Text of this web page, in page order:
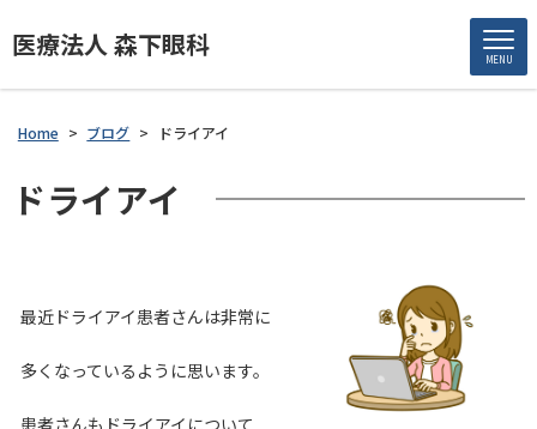
医療法人 森下眼科 MENU
Home > ブログ > ドライアイ
ドライアイ
最近ドライアイ患者さんは非常に
多くなっているように思います。
患者さんもドライアイについて